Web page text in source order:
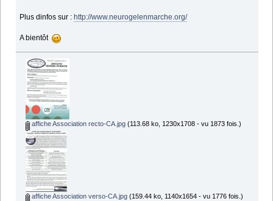
Plus dinfos sur : http://www.neurogelenmarche.org/
A bientôt
affiche Association recto-CA.jpg(113.68 ko, 1230x1708 - vu 1873 fois.)
affiche Association verso-CA.jpg(159.44 ko, 1140x1654 - vu 1776 fois.)